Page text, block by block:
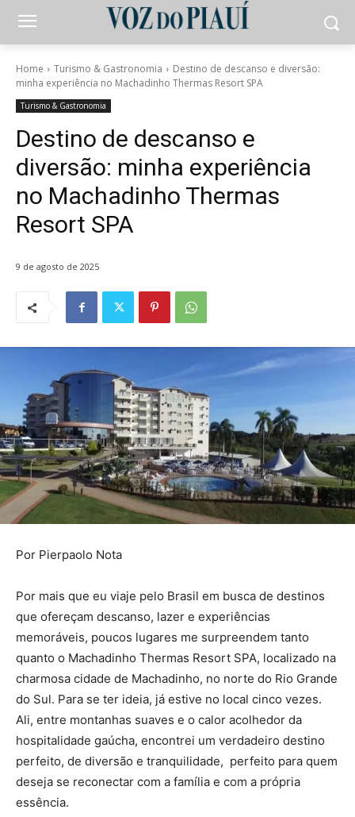
Home Turismo & Gastronomia
Destino de descanso e diversão:
minha experiência no Machadinho Thermas Resort SPA
Turismo & Gastronomia
Destino de descanso e
diversão: minha experiência
no Machadinho Thermas
Resort SPA
9 de agosto de 2025
Por Pierpaolo Nota
Por mais que eu viaje pelo Brasil em busca de destinos
que ofereçam descanso, lazer e experiências
memoráveis, poucos lugares me surpreendem tanto
quanto o Machadinho Thermas Resort SPA, localizado na
charmosa cidade de Machadinho, no norte do Rio Grande
do Sul. Para se ter ideia, já estive no local cinco vezes.
Ali, entre montanhas suaves e o calor acolhedor da
hospitalidade gaúcha, encontrei um verdadeiro destino
perfeito, de diversão e tranquilidade, perfeito para quem
deseja se reconectar com a família e com a própria
essência.